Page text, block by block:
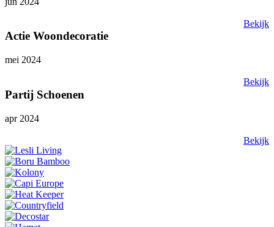
Bekijk
Actie Woondecoratie
mei 2024
Bekijk
Partij Schoenen
apr 2024
Bekijk